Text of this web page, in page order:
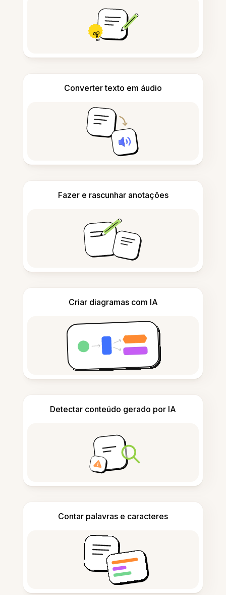
Converter texto em áudio
Fazer e rascunhar anotações
Criar diagramas com IA
Detectar conteúdo gerado por IA
Contar palavras e caracteres